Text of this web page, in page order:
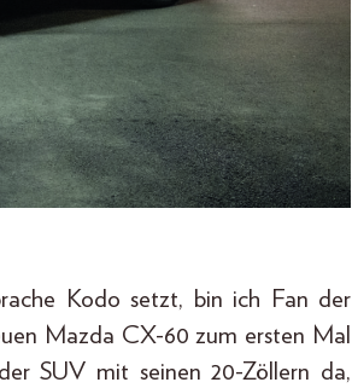
Kodo setzt, bin ich Fan der
Mazda CX-60 zum ersten Mal
SUV mit seinen 20-Zöllern da,